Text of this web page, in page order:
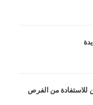
للاستفادة من الفرص